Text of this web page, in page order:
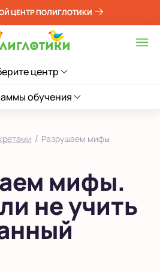
ЦЕНТР ПОЛИГЛОТИКИ
центр
обучения
/ Разрушаем мифы
мифы.
не учить